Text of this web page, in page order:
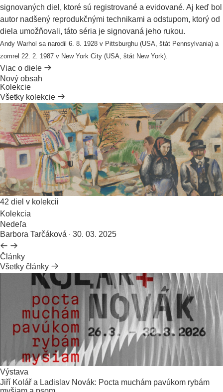
signovaných diel, ktoré sú registrované a evidované. Aj keď bol
autor nadšený reprodukčnými technikami a odstupom, ktorý od
diela umožňovali, táto séria je signovaná jeho rukou.
Andy Warhol sa narodil 6. 8. 1928 v Pittsburghu (USA, štát Pennsylvania) a
zomrel 22. 2. 1987 v New York City (USA, štát New York).
Viac o diele
Nový obsah
Kolekcie
Všetky kolekcie
42 diel v kolekcii
Kolekcia
Nedeľa
Barbora Tarčáková ∙ 30. 03. 2025
Články
Všetky články
Výstava
Jiří Kolář a Ladislav Novák: Pocta muchám pavúkom rybám